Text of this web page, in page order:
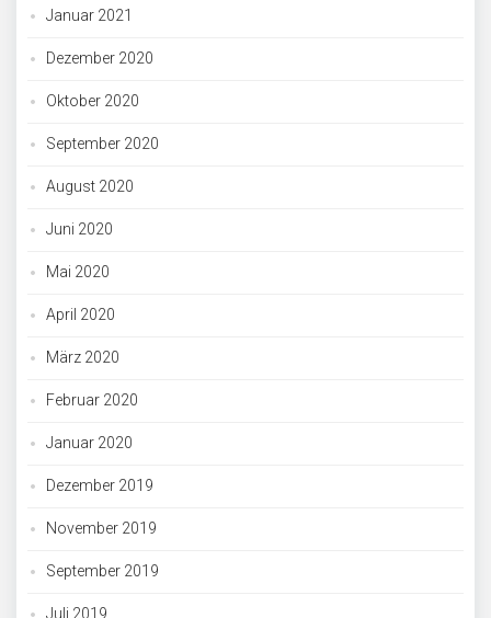
Januar 2021
Dezember 2020
Oktober 2020
September 2020
August 2020
Juni 2020
Mai 2020
April 2020
März 2020
Februar 2020
Januar 2020
Dezember 2019
November 2019
September 2019
Juli 2019